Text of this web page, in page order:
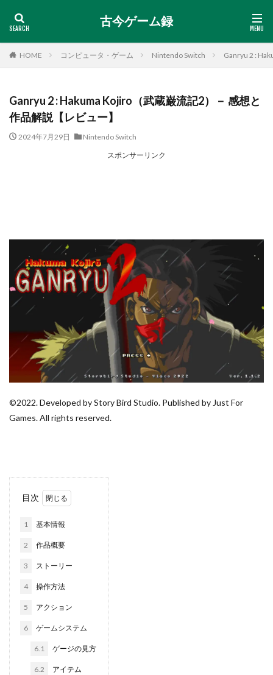
古今ゲーム録
HOME コンピュータ・ゲーム Nintendo Switch Ganryu 2 :
Ganryu 2 : Hakuma Kojiro（武蔵巌流記2）－ 感想と
作品解説【レビュー】
2024年7月29日
Nintendo Switch
スポンサーリンク
©2022. Developed by Story Bird Studio. Published by Just For
Games. All rights reserved.
目次
1 基本情報
2 作品概要
3 ストーリー
4 操作方法
5 アクション
6 ゲームシステム
6.1 ゲージの見方
6.2 アイテム